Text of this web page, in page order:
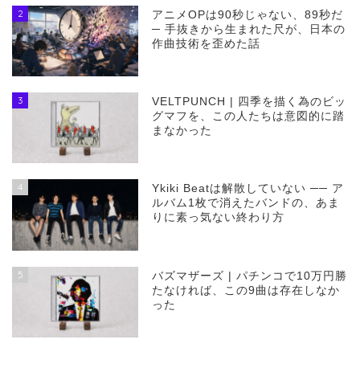
2
アニメOPは90秒じゃない、89秒だ
─ 手抜きから生まれた尺が、日本の
作曲技術を歪めた話
3
VELTPUNCH | 四季を描く為のビッ
グマフを、この人たちは意図的に踏
まなかった
4
Ykiki Beatは解散していない ── ア
ルバム1枚で消えたバンドの、あま
りに素っ気ない終わり方
5
バズマザーズ | パチンコで10万円勝
たなければ、この9曲は存在しなか
った